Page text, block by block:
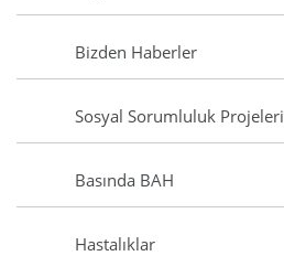
Bizden Haberler
Sosyal Sorumluluk Projeleri
Basında BAH
Hastalıklar